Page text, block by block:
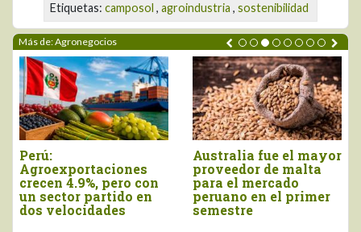
Etiquetas: camposol , agroindustria , sostenibilidad
Más de: Agronegocios
el mayor
malta
el primer
Agroexportaciones no
tradicionales de Perú
a Estados Unidos
cayeron en valor 17%
Declaran el
viernes de
como el Día
de la